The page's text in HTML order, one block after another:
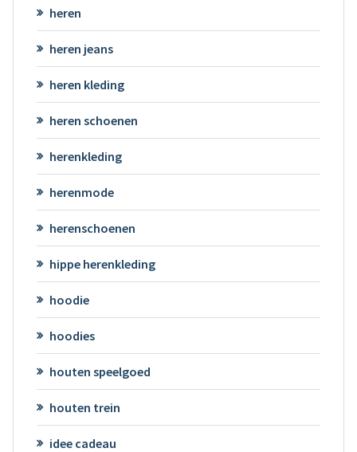
heren
heren jeans
heren kleding
heren schoenen
herenkleding
herenmode
herenschoenen
hippe herenkleding
hoodie
hoodies
houten speelgoed
houten trein
idee cadeau